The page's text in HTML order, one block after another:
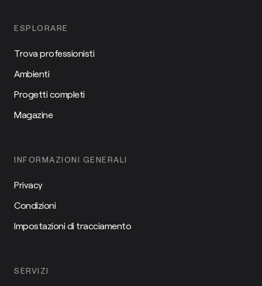
ESPLORARE
Trova professionisti
Ambienti
Progetti completi
Magazine
INFORMAZIONI GENERALI
Privacy
Condizioni
Impostazioni di tracciamento
SERVIZI